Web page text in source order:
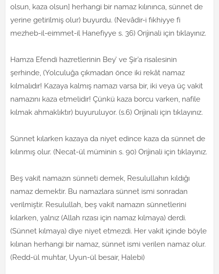
olsun, kaza olsun] herhangi bir namaz kılınınca, sünnet de
yerine getirilmiş olur) buyurdu. (Nevâdir-i fıkhiyye fi
mezheb-il-eimmet-il Hanefiyye s. 36) Orijinali için tıklayınız.
Hamza Efendi hazretlerinin Bey’ ve Şir’a risalesinin
şerhinde, (Yolculuğa çıkmadan önce iki rekât namaz
kılmalıdır! Kazaya kalmış namazı varsa bir, iki veya üç vakit
namazını kaza etmelidir! Çünkü kaza borcu varken, nafile
kılmak ahmaklıktır) buyuruluyor. (s.6) Orijinali için tıklayınız.
Sünnet kılarken kazaya da niyet edince kaza da sünnet de
kılınmış olur. (Necat-ül müminin s. 90) Orijinali için tıklayınız.
Beş vakit namazın sünneti demek, Resulullahın kıldığı
namaz demektir. Bu namazlara sünnet ismi sonradan
verilmiştir. Resulullah, beş vakit namazın sünnetlerini
kılarken, yalnız (Allah rızası için namaz kılmaya) derdi.
(Sünnet kılmaya) diye niyet etmezdi. Her vakit içinde böyle
kılınan herhangi bir namaz, sünnet ismi verilen namaz olur.
(Redd-ül muhtar, Uyun-ül besair, Halebi)